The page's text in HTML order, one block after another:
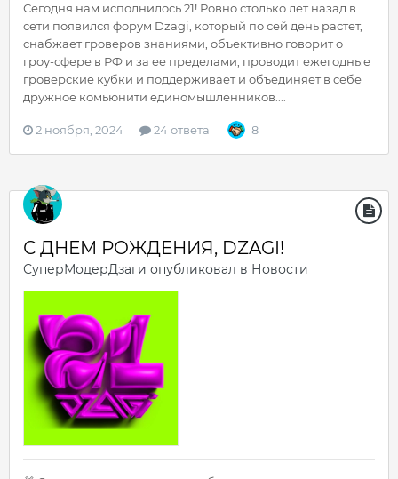
Сегодня нам исполнилось 21! Ровно столько лет назад в
сети появился форум Dzagi, который по сей день растет,
снабжает гроверов знаниями, объективно говорит о
гроу-сфере в РФ и за ее пределами, проводит ежегодные
гроверские кубки и поддерживает и объединяет в себе
дружное комьюнити единомышленников....
2 ноября, 2024 24 ответа 8
С ДНЕМ РОЖДЕНИЯ, DZAGI!
СуперМодерДзаги опубликовал в Новости